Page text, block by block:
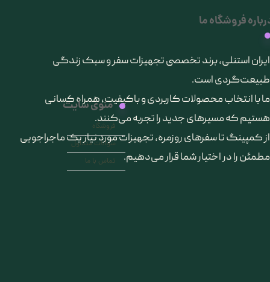
فروشگاه ما
​ایران استنلی، برند تخصصی تجهیزات سفر و سبک زندگی
طبیعت‌گردی است.
ما با انتخاب محصولات کاربردی و باکیفیت، همراه کسانی
هستیم که مسیرهای جدید را تجربه می‌کنند.
از کمپینگ تا سفرهای روزمره، تجهیزات مورد نیاز یک ماجراجویی
مطمئن را در اختیار شما قرار می‌دهیم.
منوی سایت
فروشگاه
سوالات متداول
تماس با ما